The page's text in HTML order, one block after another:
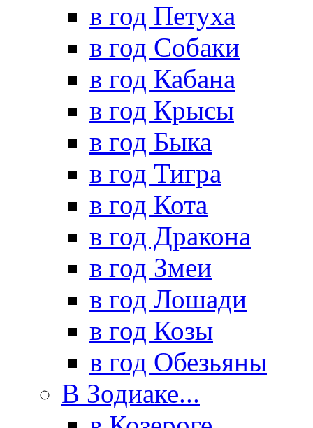
в год Петуха
в год Собаки
в год Кабана
в год Крысы
в год Быка
в год Тигра
в год Кота
в год Дракона
в год Змеи
в год Лошади
в год Козы
в год Обезьяны
В Зодиаке...